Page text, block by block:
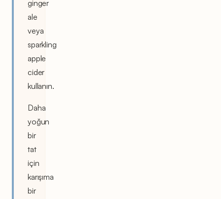
ginger
ale
veya
sparkling
apple
cider
kullanın.
Daha
yoğun
bir
tat
için
karışıma
bir